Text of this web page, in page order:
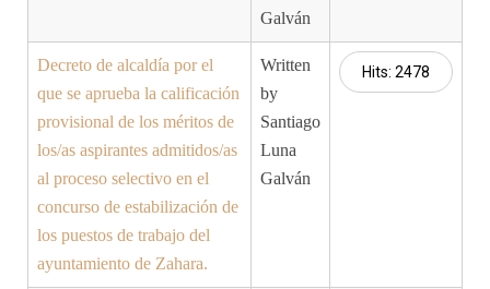
Galván
Decreto de alcaldía por el
que se aprueba la calificación
provisional de los méritos de
los/as aspirantes admitidos/as
al proceso selectivo en el
concurso de estabilización de
los puestos de trabajo del
ayuntamiento de Zahara.
Written
by
Santiago
Luna
Galván
Hits: 2478